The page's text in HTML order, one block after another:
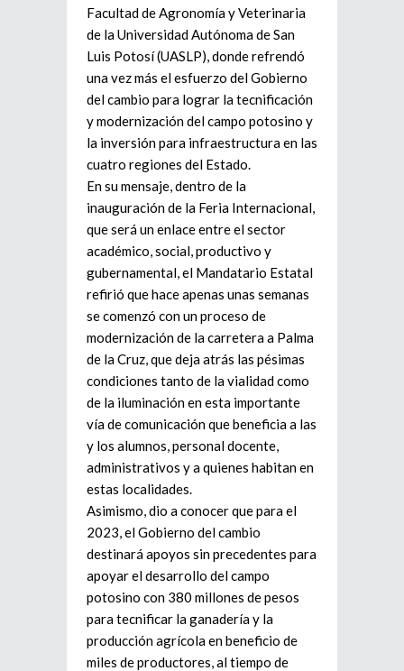
Facultad de Agronomía y Veterinaria
de la Universidad Autónoma de San
Luis Potosí (UASLP), donde refrendó
una vez más el esfuerzo del Gobierno
del cambio para lograr la tecnificación
y modernización del campo potosino y
la inversión para infraestructura en las
cuatro regiones del Estado.
En su mensaje, dentro de la
inauguración de la Feria Internacional,
que será un enlace entre el sector
académico, social, productivo y
gubernamental, el Mandatario Estatal
refirió que hace apenas unas semanas
se comenzó con un proceso de
modernización de la carretera a Palma
de la Cruz, que deja atrás las pésimas
condiciones tanto de la vialidad como
de la iluminación en esta importante
vía de comunicación que beneficia a las
y los alumnos, personal docente,
administrativos y a quienes habitan en
estas localidades.
Asimismo, dio a conocer que para el
2023, el Gobierno del cambio
destinará apoyos sin precedentes para
apoyar el desarrollo del campo
potosino con 380 millones de pesos
para tecnificar la ganadería y la
producción agrícola en beneficio de
miles de productores, al tiempo de